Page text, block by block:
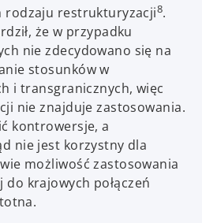
rodzaju restrukturyzacji8.
że w przypadku
nie zdecydowano się na
stosunków w
i transgranicznych, więc
nie znajduje zastosowania.
kontrowersje, a
nie jest korzystny dla
możliwość zastosowania
krajowych połączeń